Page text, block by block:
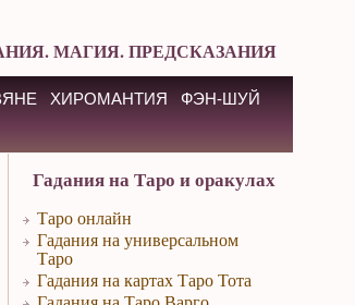
МАГИЯ. ПРЕДСКАЗАНИЯ
ХИРОМАНТИЯ
ФЭН-ШУЙ
Гадания на Таро и оракулах
Таро онлайн
Гадания на универсальном
Таро
Гадания на картах Таро Тота